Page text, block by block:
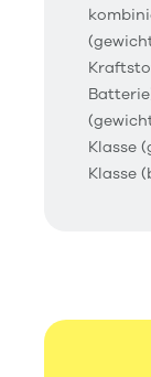
Klasse
Klasse